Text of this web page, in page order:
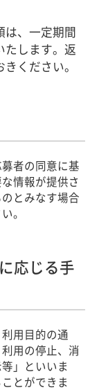
は、一定期間
たします。返
ください。
者の同意に基
情報が提供さ
とみなす場合
。
応じる手
用目的の通
用の停止、消
」といいま
とができま